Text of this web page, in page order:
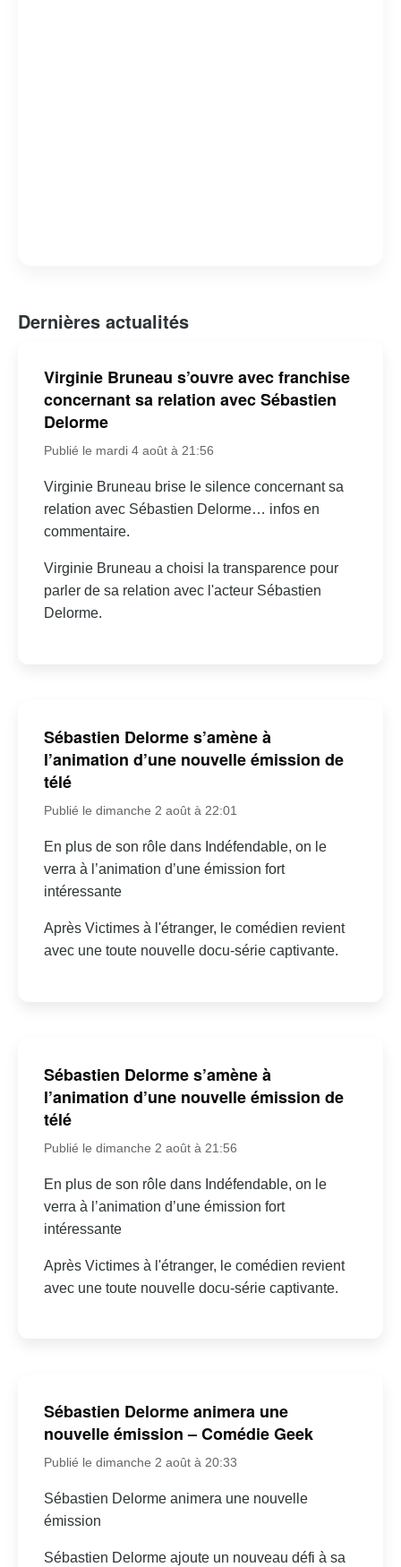
Dernières actualités
Virginie Bruneau s’ouvre avec franchise
concernant sa relation avec Sébastien
Delorme
Publié le mardi 4 août à 21:56
Virginie Bruneau brise le silence concernant sa
relation avec Sébastien Delorme… infos en
commentaire.
Virginie Bruneau a choisi la transparence pour
parler de sa relation avec l'acteur Sébastien
Delorme.
Sébastien Delorme s’amène à
l’animation d’une nouvelle émission de
télé
Publié le dimanche 2 août à 22:01
En plus de son rôle dans Indéfendable, on le
verra à l’animation d’une émission fort
intéressante
Après Victimes à l'étranger, le comédien revient
avec une toute nouvelle docu-série captivante.
Sébastien Delorme s’amène à
l’animation d’une nouvelle émission de
télé
Publié le dimanche 2 août à 21:56
En plus de son rôle dans Indéfendable, on le
verra à l’animation d’une émission fort
intéressante
Après Victimes à l'étranger, le comédien revient
avec une toute nouvelle docu-série captivante.
Sébastien Delorme animera une
nouvelle émission – Comédie Geek
Publié le dimanche 2 août à 20:33
Sébastien Delorme animera une nouvelle
émission
Sébastien Delorme ajoute un nouveau défi à sa